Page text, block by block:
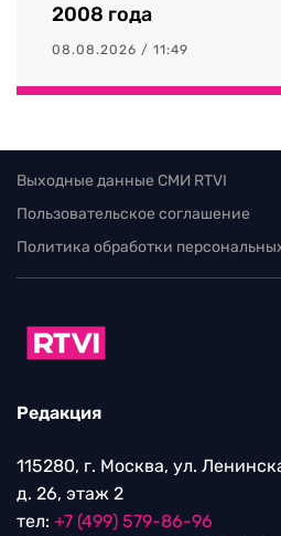
2008 года
08.08.2026 / 11:49
Выходные данные СМИ RTVI
Пользовательское соглашение
Политика обработки
Редакция
115280, г. Москва, ул.
д. 26, этаж 2
тел: +7 (499) 579-86-96